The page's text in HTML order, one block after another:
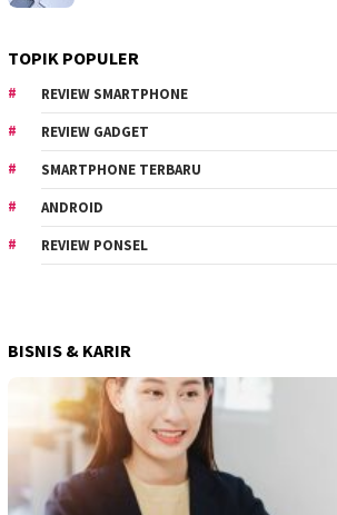
TOPIK POPULER
REVIEW SMARTPHONE
REVIEW GADGET
SMARTPHONE TERBARU
ANDROID
REVIEW PONSEL
BISNIS & KARIR